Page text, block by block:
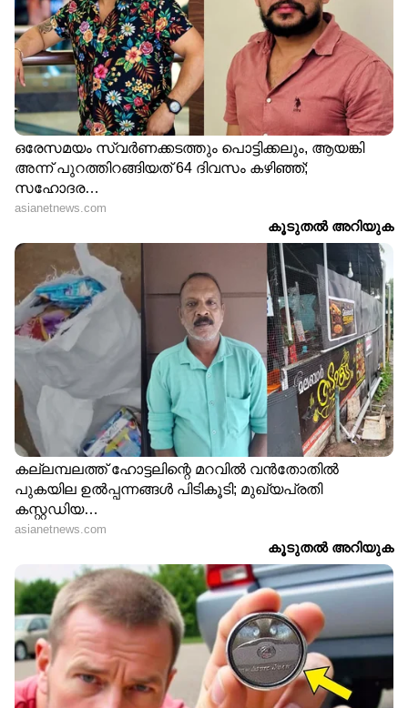
LATEST VIDEOS
ഷിജിനെ കാത്ത് കണ്ണീരോടെ
കുടുംബം; മുതലപ്പൊഴിയില്‍
കാണാതായ മത്സ്യത്തൊഴിലാളിയെ
കണ്ടെത്താന്‍ തെരച്ചില്‍
ഒരേ സമയം സ്വർണം കടത്തലും
പൊട്ടിക്കലും,
അകമ്പടിയൊരുക്കാൻ വിശ്വസ്ത
ഗുണ്ടാവലയം! ; അർജുൻ
ആയങ്കിയെ അറിയാം